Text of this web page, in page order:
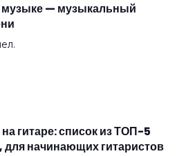
музыке — музыкальный
гитаре: список из ТОП-5
для начинающих гитаристов